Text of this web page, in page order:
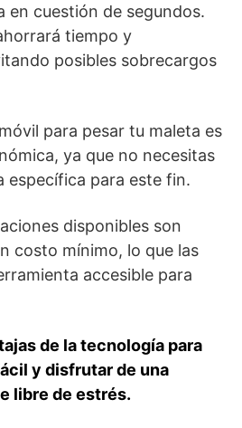
en cuestión de segundos.
tiempo y⁣
posibles sobrecargos
para pesar⁣ tu maleta es‍
ya que no necesitas
específica para‍ este fin.
disponibles son
costo mínimo, lo que las
⁣accesible para
de⁤ la tecnología para
y ​disfrutar de una
libre⁢ de ⁣estrés.